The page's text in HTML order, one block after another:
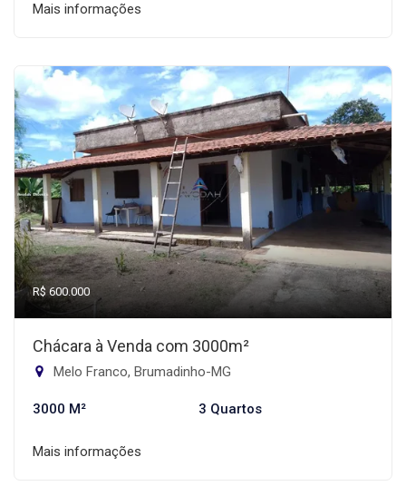
Mais informações
R$ 600.000
Chácara à Venda com 3000m²
Melo Franco, Brumadinho-MG
3000 M² 3 Quartos
Mais informações